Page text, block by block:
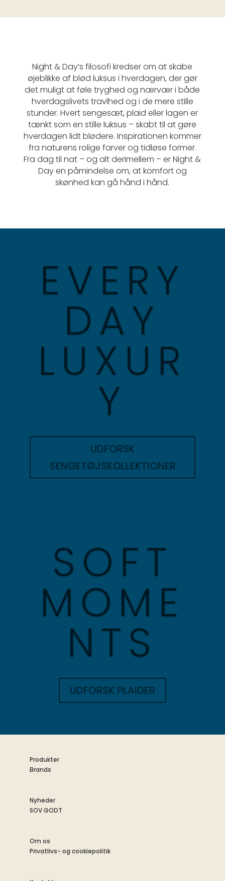
Night & Day’s filosofi kredser om at skabe
øjeblikke af blød luksus i hverdagen, der gør
det muligt at føle tryghed og nærvær i både
hverdagslivets travlhed og i de mere stille
stunder.Hvert sengesæt, plaid eller lagen er
tænkt som en stille luksus – skabt til at gøre
hverdagen lidt blødere. Inspirationen kommer
fra naturens rolige farver og tidløse former.
Fra dag til nat – og alt derimellem – er Night &
Day en påmindelse om, at komfort og
skønhed kan gå hånd i hånd.
EVERY
DAY
LUXUR
Y
UDFORSK
SENGETØJSKOLLEKTIONER
SOFT
MOME
NTS
UDFORSK PLAIDER
Produkter
Brands
Nyheder
SOV GODT
Om os
Privatlivs- og cookiepolitik